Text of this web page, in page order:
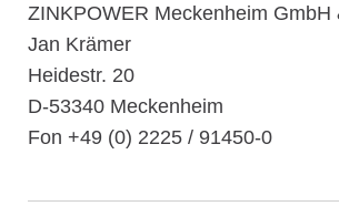
ZINKPOWER Meckenheim GmbH
Jan Krämer
Heidestr. 20
D-53340 Meckenheim
Fon +49 (0) 2225 / 91450-0